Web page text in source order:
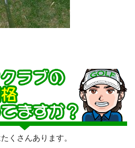
くさんあります。